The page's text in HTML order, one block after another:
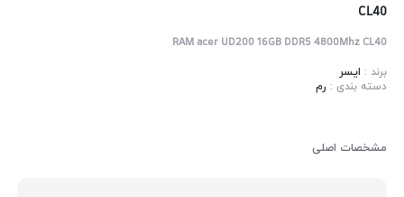
CL40
RAM acer UD200 16GB DDR5 4800Mhz CL40
برند : ایسر
دسته بندی : رم
مشخصات اصلی